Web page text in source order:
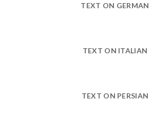
TEXT ON GERMAN
TEXT ON ITALIAN
TEXT ON PERSIAN